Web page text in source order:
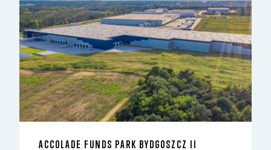
ACCOLADE FUNDS PARK BYDGOSZCZ II